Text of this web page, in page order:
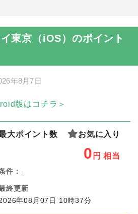
東京（iOS）のポイント
年8月7日
版はコチラ＞
大ポイント数 お気に入り
0 円 相当
件： -
終更新
年08月07日 10時37分